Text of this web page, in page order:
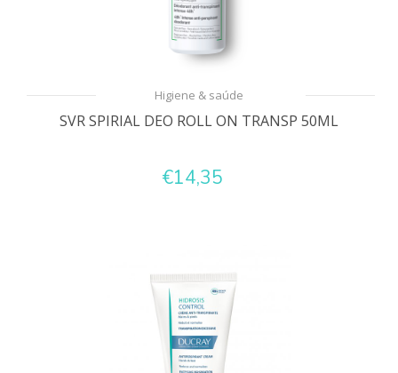
Higiene & saúde
SVR SPIRIAL DEO ROLL ON TRANSP 50ML
€14,35